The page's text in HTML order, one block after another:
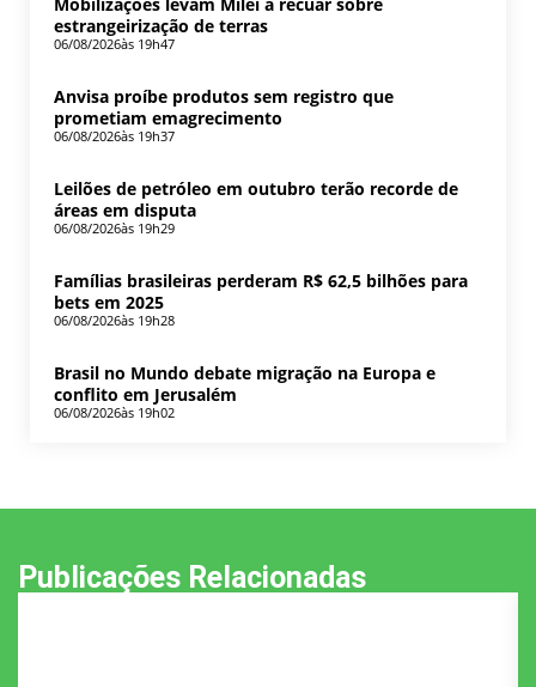
Mobilizações levam Milei a recuar sobre
estrangeirização de terras
06/08/2026às 19h47
Anvisa proíbe produtos sem registro que
prometiam emagrecimento
06/08/2026às 19h37
Leilões de petróleo em outubro terão recorde de
áreas em disputa
06/08/2026às 19h29
Famílias brasileiras perderam R$ 62,5 bilhões para
bets em 2025
06/08/2026às 19h28
Brasil no Mundo debate migração na Europa e
conflito em Jerusalém
06/08/2026às 19h02
Publicações Relacionadas